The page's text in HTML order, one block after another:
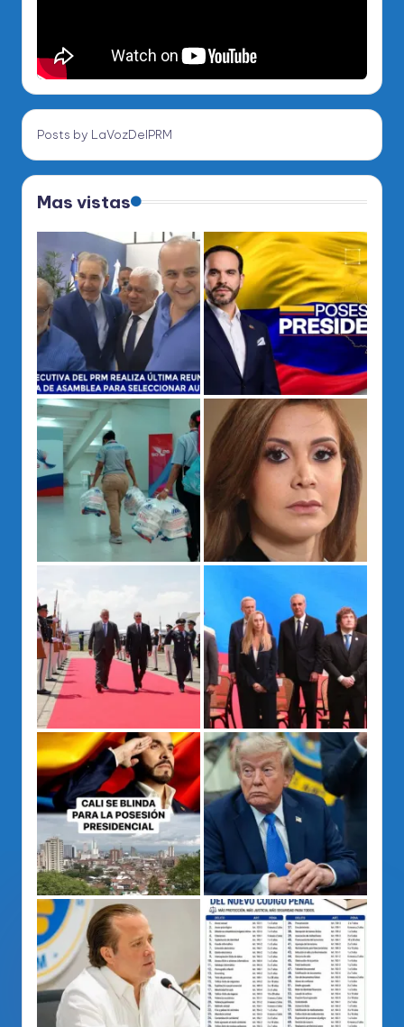
Posts by LaVozDelPRM
Mas vistas